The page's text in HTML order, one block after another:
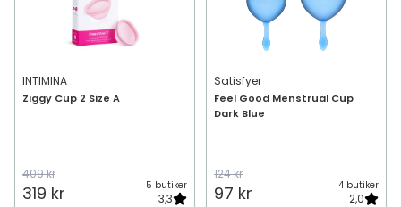
INTIMINA
Ziggy Cup 2 Size A
409 kr
319 kr 5 butiker
3,3
Satisfyer
Feel Good Menstrual Cup
Dark Blue
124 kr
97 kr 4 butiker
2,0